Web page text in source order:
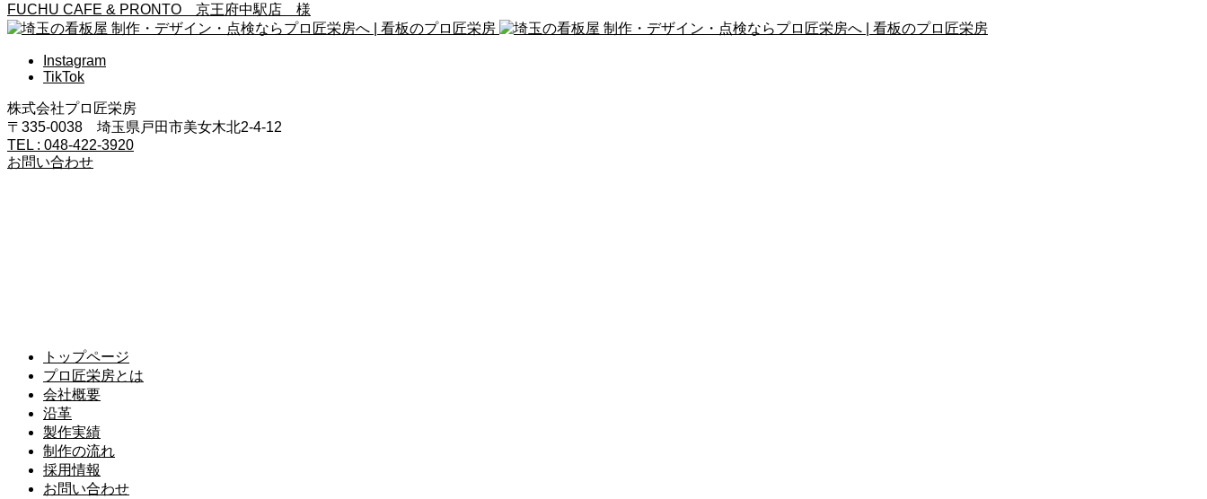
FUCHU CAFE & PRONTO 京王府中駅店 様
Instagram
TikTok
株式会社プロ匠栄房
〒335-0038 埼玉県戸田市美女木北2-4-12
TEL : 048-422-3920
お問い合わせ
トップページ
プロ匠栄房とは
会社概要
沿革
製作実績
制作の流れ
採用情報
お問い合わせ